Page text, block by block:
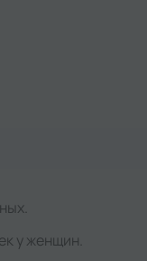
у женщин.